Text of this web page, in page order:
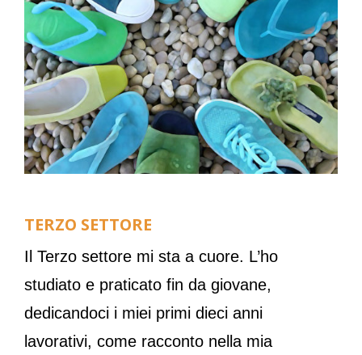
TERZO SETTORE
Il Terzo settore mi sta a cuore. L’ho
studiato e praticato fin da giovane,
dedicandoci i miei primi dieci anni
lavorativi, come racconto nella mia